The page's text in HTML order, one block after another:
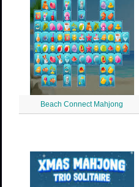
Beach Connect Mahjong